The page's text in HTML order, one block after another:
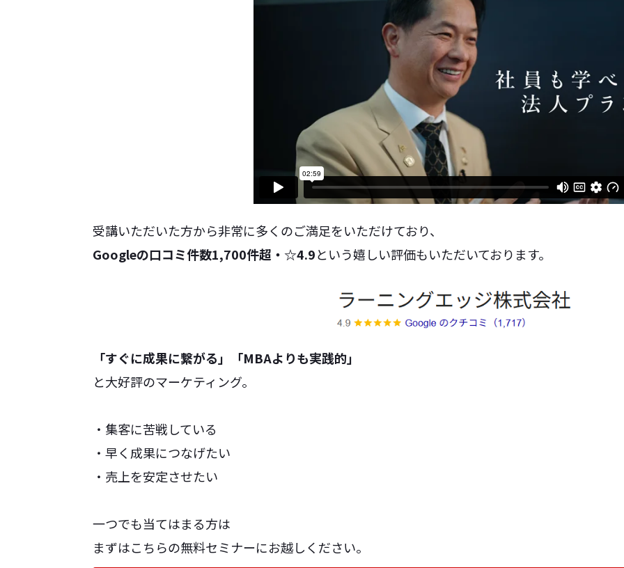
受講いただいた方から非常に多くのご満足をいただけており、
Googleの口コミ件数1,700件超・☆4.9という嬉しい評価もいただいております。
「すぐに成果に繋がる」「MBAよりも実践的」
と大好評のマーケティング。
・集客に苦戦している
・早く成果につなげたい
・売上を安定させたい
一つでも当てはまる方は
まずはこちらの無料セミナーにお越しください。